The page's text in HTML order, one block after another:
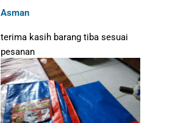
Asman
terima kasih barang tiba sesuai
pesanan